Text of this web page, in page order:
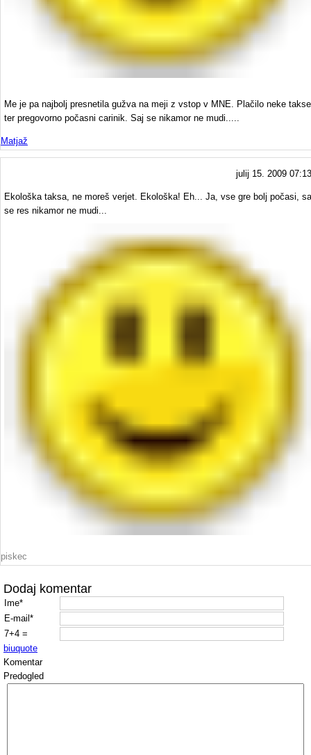
Me je pa najbolj presnetila gužva na meji z vstop v MNE. Plačilo neke
ter pregovorno počasni carinik. Saj se nikamor ne mudi.....
Matjaž
julij 15. 2009 07:13
Ekološka taksa, ne moreš verjet. Ekološka! Eh... Ja, vse gre bolj počasi,
se res nikamor ne mudi...
piskec
Dodaj komentar
Ime*
E-mail*
7+4 =
biuquote
Komentar
Predogled